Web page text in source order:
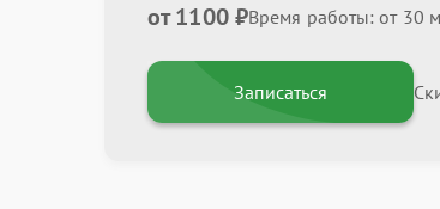
от 1100 ₽Время работы: от 30
Записаться